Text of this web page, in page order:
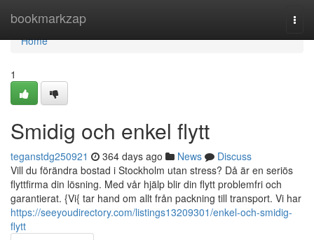
bookmarkzap
Home
Home
1
Smidig och enkel flytt
teganstdg250921 364 days ago News
Discuss
Vill du förändra bostad i Stockholm utan stress? Då är en seriös
flyttfirma din lösning. Med vår hjälp blir din flytt problemfri och
garantierat. {Vi{ tar hand om allt från packning till transport. Vi har
https://seeyoudirectory.com/listings13209301/enkel-och-smidig-
flytt